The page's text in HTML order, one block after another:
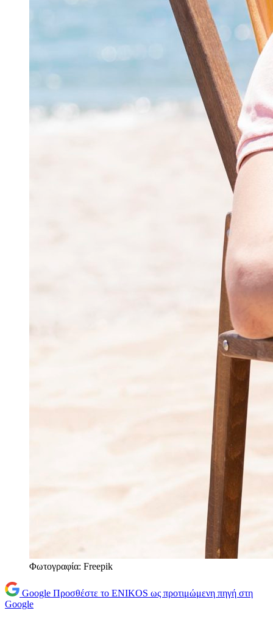
Φωτογραφία: Freepik
Google Προσθέστε το ENIKOS ως προτιμώμενη πηγή στη
Google